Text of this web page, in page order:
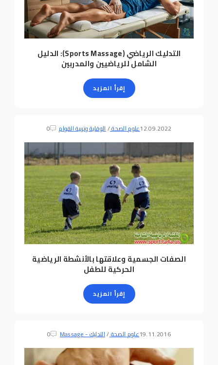
التدليك الرياضي (Sports Massage): الدليل
الشامل للرياضيين والمدربين
إقرأ المزيد
12.09.2022علوم الصحة/الوقاية وتربية القوام 0
الصفات الجسمية وعلاقتها بالأنشطة الرياضية
الحركية للطفل
إقرأ المزيد
19.11.2016علوم الصحة/التدليك - Massage 0